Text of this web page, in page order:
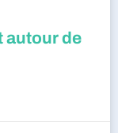
autour de